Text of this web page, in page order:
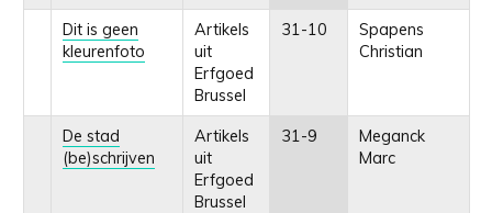
Dit is geen
kleurenfoto
Artikels
uit
Erfgoed
Brussel
31-10
Spapens
Christian
De stad
(be)schrijven
Artikels
uit
Erfgoed
Brussel
31-9
Meganck
Marc